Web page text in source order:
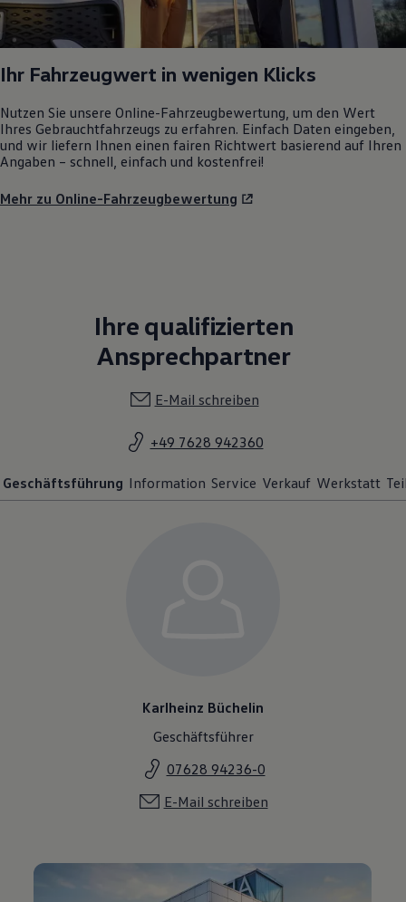
Ihr Fahrzeugwert in wenigen Klicks
Nutzen Sie unsere Online-Fahrzeugbewertung, um den Wert
Ihres Gebrauchtfahrzeugs zu erfahren. Einfach Daten eingeben,
und wir liefern Ihnen einen fairen Richtwert basierend auf Ihren
Angaben – schnell, einfach und kostenfrei!
Mehr zu Online-Fahrzeugbewertung
Ihre qualifizierten
Ansprechpartner
E-Mail schreiben
+49 7628 942360
Geschäftsführung Information Service Verkauf Werkstatt
Karlheinz Büchelin
Geschäftsführer
07628 94236-0
E-Mail schreiben